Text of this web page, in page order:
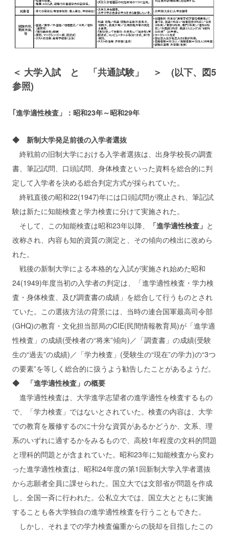
＜ 大学入試 と 「共通試験」 ＞ (以下、 図5
参照)
｢進学適性検査」：昭和23年～昭和29年
◆ 新制大学発足前後の入学者選抜
終戦前の旧制大学における入学者選抜は、出身学校長の調査
書、筆記試問、口頭試問、身体検査といった資料を総合的に判
定して入学者を決める総合判定方式が採られていた。
終戦直後の昭和22(1947)年には口頭試問が廃止され、筆記試
験は新たに知能検査と学力検査に分けて実施された。
そして、この知能検査は昭和23年以降、
「進学適性検査」 と
改称され、内容も知的資質の測定と、その傾向の検出に改めら
れた。
戦後の新制大学による本格的な入試が実施され始めた昭和
24(1949)年度当初の入学者の判定は、「進学適性検査・学力検
査・身体検査、及び調査書の成績」を総合して行うものとされ
ていた。この選抜方法の背景には、当時の連合国軍最高司令部
(GHQ)の教育・文化担当部局のCIE(民間情報教育局)が「進学適
性検査」の成績(受検者の“将来”傾向)／「調査書」の成績(受験
生の“過去”の成績)／「学力検査」(受験生の“現在”の学力)の“3つ
の要素”を等しく総合的に扱うよう勧告したことがあるようだ。
◆ 「進学適性検査」の概要
進学適性検査は、大学進学志望者の進学適性を検査するもの
で、「学力検査」ではないとされていた。検査の内容は、大学
での教育を履修するのに十分な資質があるかどうか、文系、理
系のいずれに適するかをみるもので、高校1年程度の文科的問題
と理科的問題とが含まれていた。昭和23年に知能検査から変わ
った進学適性検査は、昭和24年度の第1回新制大学入学者選抜
から志願者全員に課せられた。国立大では文部省が問題を作成
し、全国一斉に行われた。公私立大では、国立大とともに実施
することも各大学独自の進学適性検査を行うこともできた。
しかし、それまでの学力検査偏重からの脱却を目指したこの